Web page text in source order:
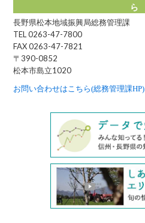
ら
長野県松本地域振興局総務管理課
TEL 0263-47-7800
FAX 0263-47-7821
〒390-0852
松本市島立1020
お問い合わせはこちら(総務管理課HP)